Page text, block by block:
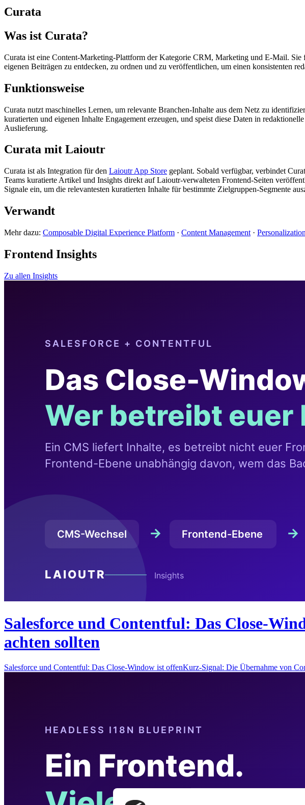
Curata
Was ist Curata?
Curata ist eine Content-Marketing-Plattform der Kategorie CRM, Marketing und E-Mail.
eigenen Beiträgen zu entdecken, zu ordnen und zu veröffentlichen, um einen konsistenten
Funktionsweise
Curata nutzt maschinelles Lernen, um relevante Branchen-Inhalte aus dem Netz zu
kuratierten und eigenen Inhalte Engagement erzeugen, und speist diese Daten in
Auslieferung.
Curata mit Laioutr
Curata ist als Integration für den Laioutr App Store geplant. Sobald verfügbar, verbindet
Teams kuratierte Artikel und Insights direkt auf Laioutr-verwalteten Frontend-Seiten
Signale ein, um die relevantesten kuratierten Inhalte für bestimmte Zielgruppen-Segmente
Verwandt
Mehr dazu: Composable Digital Experience Platform · Content Management · Personalization
Frontend Insights
Zu allen Insights
Salesforce und Contentful: Das Close-
achten sollten
Salesforce und Contentful: Das Close-Window ist offenKurz-Signal: Die Übernahme von